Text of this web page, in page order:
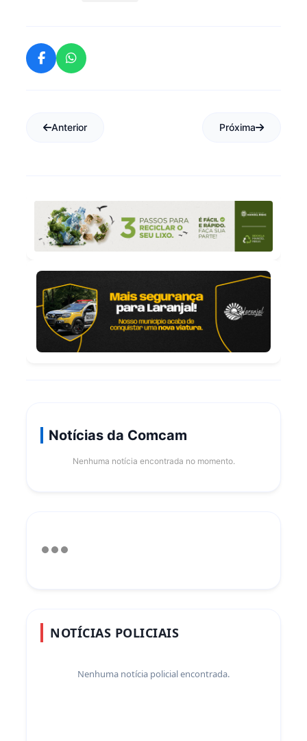
Anterior Próxima
Notícias da Comcam
Nenhuma notícia encontrada no momento.
NOTÍCIAS POLICIAIS
Nenhuma notícia policial encontrada.